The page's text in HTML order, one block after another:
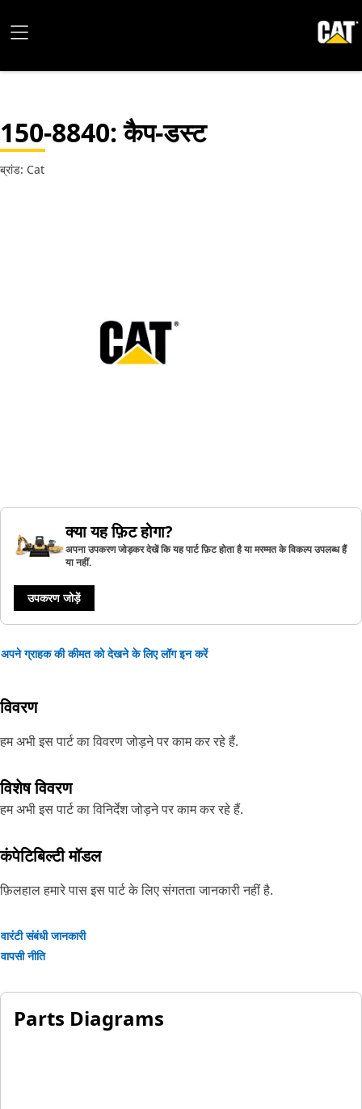
150-8840: कैप-डस्ट
ब्रांड: Cat
क्या यह फ़िट होगा?
अपना उपकरण जोड़कर देखें कि यह पार्ट फ़िट होता है या मरम्मत के विकल्प उपलब्ध हैं
या नहीं.
उपकरण जोड़ें
अपने ग्राहक की कीमत को देखने के लिए लॉग इन करें
विवरण
हम अभी इस पार्ट का विवरण जोड़ने पर काम कर रहे हैं.
विशेष विवरण
हम अभी इस पार्ट का विनिर्देश जोड़ने पर काम कर रहे हैं.
कंपेटिबिल्टी मॉडल
फ़िलहाल हमारे पास इस पार्ट के लिए संगतता जानकारी नहीं है.
वारंटी संबंधी जानकारी
वापसी नीति
Parts Diagrams